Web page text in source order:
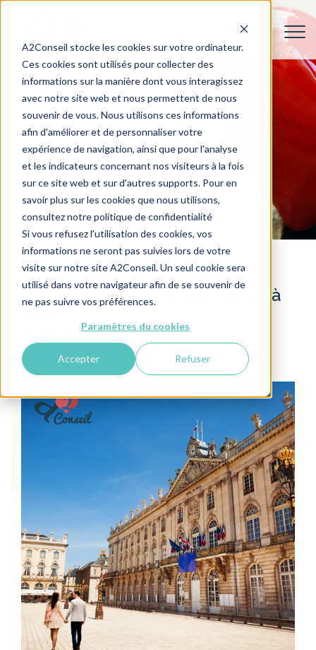
A2Conseil stocke les cookies sur votre ordinateur.
Ces cookies sont utilisés pour collecter des
informations sur la manière dont vous interagissez
avec notre site web et nous permettent de nous
souvenir de vous. Nous utilisons ces informations
afin d'améliorer et de personnaliser votre
expérience de navigation, ainsi que pour l'analyse
et les indicateurs concernant nos visiteurs à la fois
sur ce site web et sur d'autres supports. Pour en
savoir plus sur les cookies que nous utilisons,
consultez notre politique de confidentialité
Si vous refusez l'utilisation des cookies, vos
informations ne seront pas suivies lors de votre
visite sur notre site A2Conseil. Un seul cookie sera
utilisé dans votre navigateur afin de se souvenir de
ne pas suivre vos préférences.
Paramètres du cookies
Accepter Refuser
Trouver l’amour grâce à notre
nouvelle agence de rencontres à
16 févr. 2022
Agence matrimoniale
Solitude
Celibataire Rencontre